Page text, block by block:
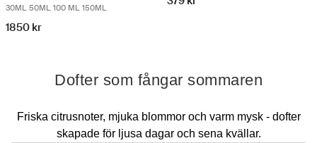
30ML 50ML 100 ML 150ML
1850 kr
Dofter som fångar sommaren
Friska citrusnoter, mjuka blommor och varm mysk - dofter
skapade för ljusa dagar och sena kvällar.